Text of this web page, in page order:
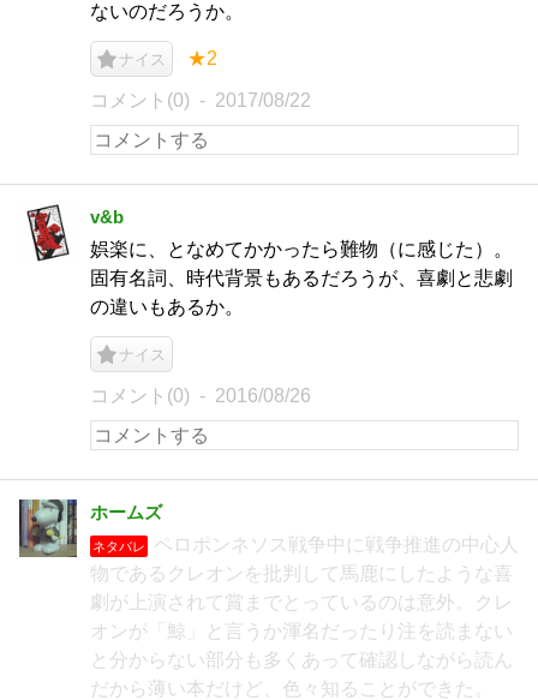
ないのだろうか。
ナイス ★2
コメント(0) 2017/08/22
v&b
娯楽に、となめてかかったら難物（に感じた）。
固有名詞、時代背景もあるだろうが、喜劇と悲劇
の違いもあるか。
ナイス
コメント(0) 2016/08/26
ホームズ
ネタバレ
ペロポンネソス戦争中に戦争推進の中心人
物であるクレオンを批判して馬鹿にしたような喜
劇が上演されて賞までとっているのは意外。クレ
オンが「鯨」と言うか渾名だったり注を読まない
と分からない部分も多くあって確認しながら読ん
だから薄い本だけど、色々知ることができた。